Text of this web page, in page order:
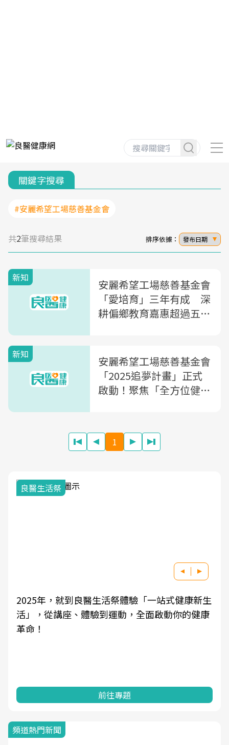
關鍵字搜尋
#安麗希望工場慈善基金會
共2筆搜尋結果 排序依據： 發布日期
新知
安麗希望工場慈善基金會
「愛培育」三年有成 深
耕偏鄉教育嘉惠超過五千
新知
安麗希望工場慈善基金會
「2025追夢計畫」正式
啟動！聚焦「全方位健
夢
1
我與健康韌性的距離
良醫健康網從「換季的身體變化」出發，透過醫
學觀點與日常感受的對話，建立對亞健康的認
知，進而引導實際的改善行動。
前往專題
頻道熱門新聞